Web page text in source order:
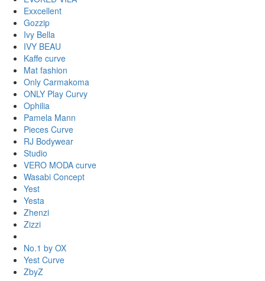
Exxcellent
Gozzip
Ivy Bella
IVY BEAU
Kaffe curve
Mat fashion
Only Carmakoma
ONLY Play Curvy
Ophilia
Pamela Mann
Pieces Curve
RJ Bodywear
Studio
VERO MODA curve
Wasabi Concept
Yest
Yesta
Zhenzi
Zizzi
No.1 by OX
Yest Curve
ZbyZ